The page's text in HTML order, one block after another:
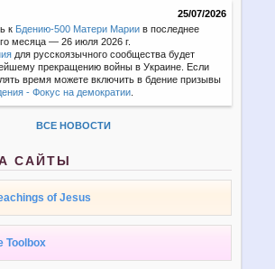
25/07/2026
к Бдению-500 Матери Марии в последнее
месяца — 26 июля 2026 г.
для русскоязычного сообщества будет
прекращению войны в Украине. Если
время можете включить в бдение призывы
- Фокус на демократии
ВСЕ НОВОСТИ
САЙТЫ
of Jesus
Toolbox